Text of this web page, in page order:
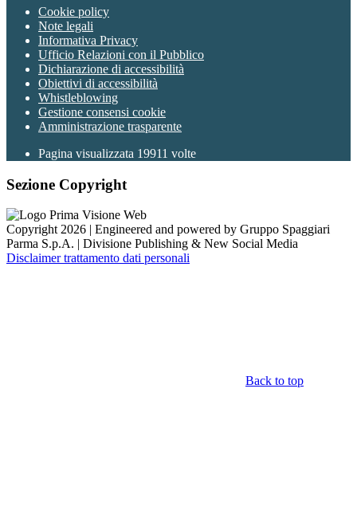
Cookie policy
Note legali
Informativa Privacy
Ufficio Relazioni con il Pubblico
Dichiarazione di accessibilità
Obiettivi di accessibilità
Whistleblowing
Gestione consensi cookie
Amministrazione trasparente
Pagina visualizzata 19911 volte
Sezione Copyright
Copyright 2026 | Engineered and powered by Gruppo Spaggiari
Parma S.p.A. | Divisione Publishing & New Social Media
Disclaimer trattamento dati personali
Back to top